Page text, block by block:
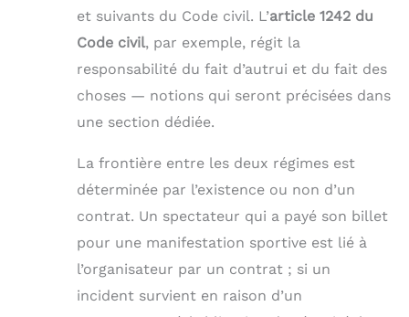
et suivants du Code civil. L’article 1242 du
Code civil, par exemple, régit la
responsabilité du fait d’autrui et du fait des
choses — notions qui seront précisées dans
une section dédiée.
La frontière entre les deux régimes est
déterminée par l’existence ou non d’un
contrat. Un spectateur qui a payé son billet
pour une manifestation sportive est lié à
l’organisateur par un contrat ; si un
incident survient en raison d’un